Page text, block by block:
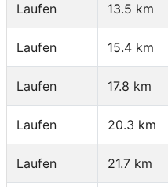
Laufen 13.5 km
Laufen 15.4 km
Laufen 17.8 km
Laufen 20.3 km
Laufen 21.7 km